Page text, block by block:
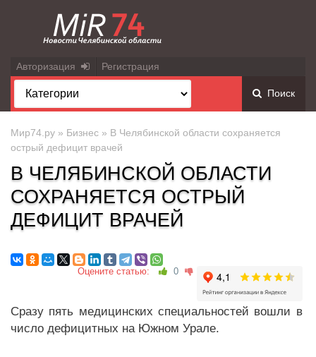
Авторизация Регистрация
Поиск
Мир74.ру » Бизнес » В Челябинской области сохраняется
острый дефицит врачей
В ЧЕЛЯБИНСКОЙ ОБЛАСТИ
СОХРАНЯЕТСЯ ОСТРЫЙ
ДЕФИЦИТ ВРАЧЕЙ
Оцените статью: 0
Сразу пять медицинских специальностей вошли в
число дефицитных на Южном Урале.